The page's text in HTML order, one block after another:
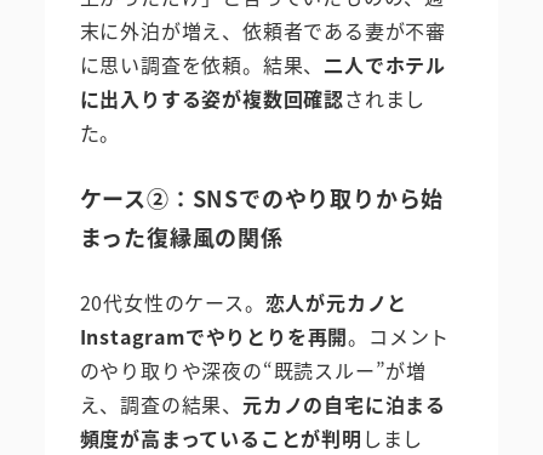
末に外泊が増え、依頼者である妻が不審
に思い調査を依頼。結果、 二人でホテル
に出入りする姿が複数回確認されまし
た。
ケース②：SNSでのやり取りから始
まった復縁風の関係
20代女性のケース。 恋人が元カノと
Instagramでやりとりを再開。コメント
のやり取りや深夜の“既読スルー”が増
え、調査の結果、 元カノの自宅に泊まる
頻度が高まっていることが判明 しまし